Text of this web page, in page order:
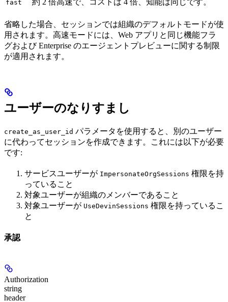
fast 約 2 倍高速で、コストは 4 倍、知能は同じです。
省略した場合、セッションでは組織のデフォルトモードが使
用されます。高速モードには、Web アプリと同じ機能フラ
グおよび Enterprise のエージェントプレビューに関する制限
が適用されます。
ユーザーのなりすまし
create_as_user_id パラメータを使用すると、別のユーザー
に代わってセッションを作成できます。これには以下が必要
です:
サービスユーザーが ImpersonateOrgSessions 権限を持
っていること
対象ユーザーが組織のメンバーであること
対象ユーザーが UseDevinSessions 権限を持っているこ
と
承認
Authorization
string
header